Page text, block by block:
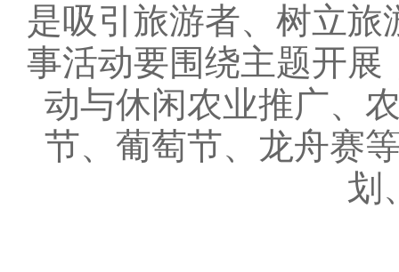
是吸引旅游者、树立
事活动要围绕主题开展
动与休闲农业推广、
节、葡萄节、龙舟赛
划